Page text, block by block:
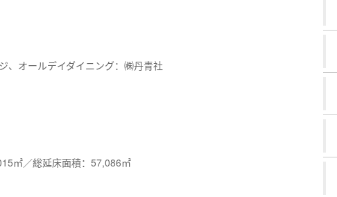
、オールデイダイニング：㈱丹青社
㎡／総延床面積： 57,086㎡